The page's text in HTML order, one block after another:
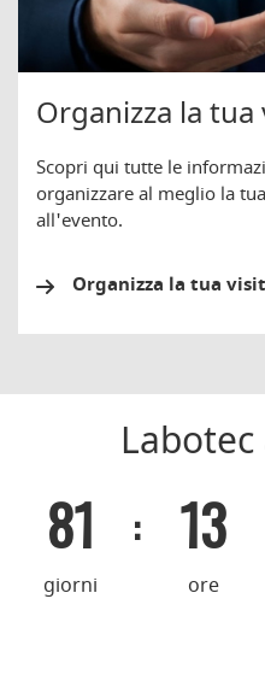
Organizza la tua
Scopri qui tutte le
organizzare al meglio la
all'evento.
Organizza la tua
81
giorni
: 13
ore